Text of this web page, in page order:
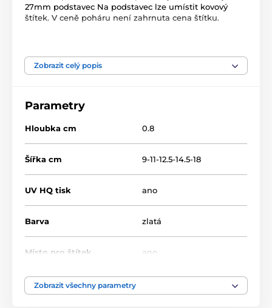
27mm podstavec Na podstavec lze umístit kovový
štítek. V ceně poháru není zahrnuta cena štítku.
Bojová umění Dřevěné trofeje RW
Zobrazit celý popis
Parametry
Hloubka cm 0.8
Šířka cm 9-11-12.5-14.5-18
UV HQ tisk ano
Barva zlatá
Místo pro štítek ano
Výška cm
Zobrazit všechny parametry